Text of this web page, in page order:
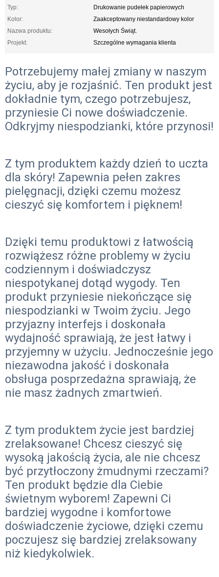
Typ:
Drukowanie pudełek papierowych
Kolor:
Zaakceptowany niestandardowy kolor
Nazwa produktu:
Wesołych Świąt.
Projekt:
Szczególne wymagania klienta
Potrzebujemy małej zmiany w naszym
życiu, aby je rozjaśnić. Ten produkt jest
dokładnie tym, czego potrzebujesz,
przyniesie Ci nowe doświadczenie.
Odkryjmy niespodzianki, które przynosi!
Z tym produktem każdy dzień to uczta
dla skóry! Zapewnia pełen zakres
pielęgnacji, dzięki czemu możesz
cieszyć się komfortem i pięknem!
Dzięki temu produktowi z łatwością
rozwiążesz różne problemy w życiu
codziennym i doświadczysz
niespotykanej dotąd wygody. Ten
produkt przyniesie niekończące się
niespodzianki w Twoim życiu. Jego
przyjazny interfejs i doskonała
wydajność sprawiają, że jest łatwy i
przyjemny w użyciu. Jednocześnie jego
niezawodna jakość i doskonała
obsługa posprzedażna sprawiają, że
nie masz żadnych zmartwień.
Z tym produktem życie jest bardziej
zrelaksowane! Chcesz cieszyć się
wysoką jakością życia, ale nie chcesz
być przytłoczony żmudnymi rzeczami?
Ten produkt będzie dla Ciebie
świetnym wyborem! Zapewni Ci
bardziej wygodne i komfortowe
doświadczenie życiowe, dzięki czemu
poczujesz się bardziej zrelaksowany
niż kiedykolwiek.